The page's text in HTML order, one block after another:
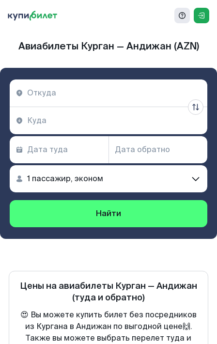
Авиабилеты Курган — Андижан (AZN)
Найти
Цены на авиабилеты Курган — Андижан
(туда и обратно)
😍 Вы можете купить билет без посредников
из Кургана в Андижан по выгодной цене🙌.
Также вы можете выбрать перелет туда и